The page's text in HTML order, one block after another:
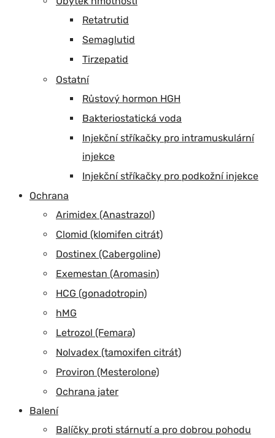
Retatrutid
Semaglutid
Tirzepatid
Ostatní
Růstový hormon HGH
Bakteriostatická voda
Injekční stříkačky pro intramuskulární
injekce
Injekční stříkačky pro podkožní injekce
Ochrana
Arimidex (Anastrazol)
Clomid (klomifen citrát)
Dostinex (Cabergoline)
Exemestan (Aromasin)
HCG (gonadotropin)
hMG
Letrozol (Femara)
Nolvadex (tamoxifen citrát)
Proviron (Mesterolone)
Ochrana jater
Balení
Balíčky proti stárnutí a pro dobrou pohodu